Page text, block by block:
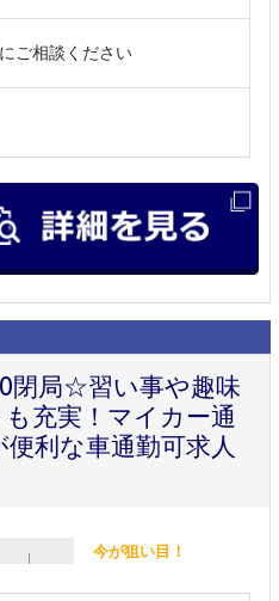
ご相談ください
閉局☆習い事や趣味
充実！マイカー通
利な車通勤可求人
今が狙い目！